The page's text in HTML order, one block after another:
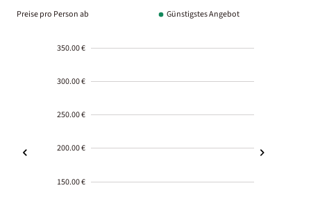
Preise pro Person ab Günstigstes Angebot
350.00 €
300.00 €
250.00 €
200.00 €
150.00 €